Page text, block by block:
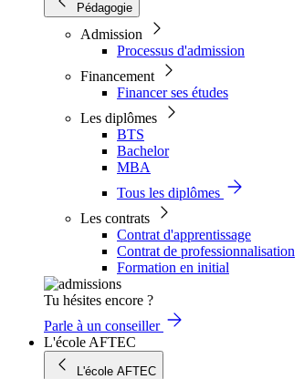
Pédagogie
Admission
Processus d'admission
Financement
Financer ses études
Les diplômes
BTS
Bachelor
MBA
Tous les diplômes
Les contrats
Contrat d'apprentissage
Contrat de professionnalisation
Formation en initial
Tu hésites encore ?
Parle à un conseiller
L'école AFTEC
L'école AFTEC